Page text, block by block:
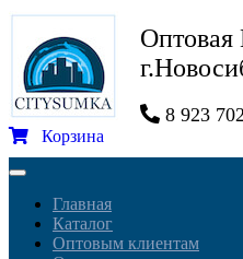
8 923
Корзина
Toggle
navigationГлавная
Каталог
Оптовым клиентам